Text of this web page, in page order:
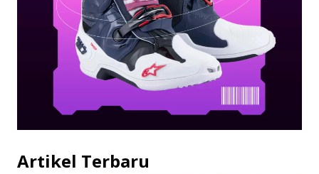
Artikel Terbaru